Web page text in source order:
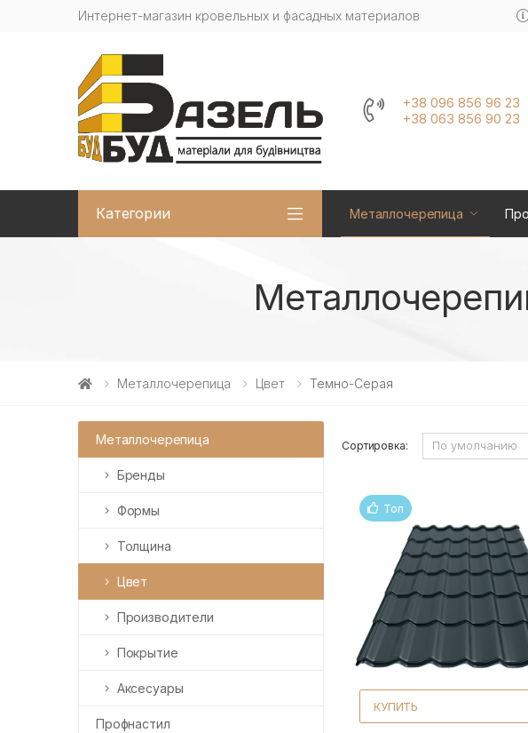
Интернет-магазин кровельных и фасадных материалов
+38 096 856 96 23
+38 063 856 90 23
Категории Металлочерепица
Металлочерепица Цвет Темно-Серая
Металлочерепица
Бренды
Формы
Толщина
Цвет
Производители
Покрытие
Аксесуары
Профнастил
Сортировка:
Топ
КУПИТЬ